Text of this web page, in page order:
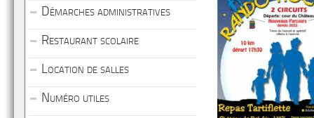
Démarches administratives
Restaurant scolaire
Location de salles
Numéro utiles